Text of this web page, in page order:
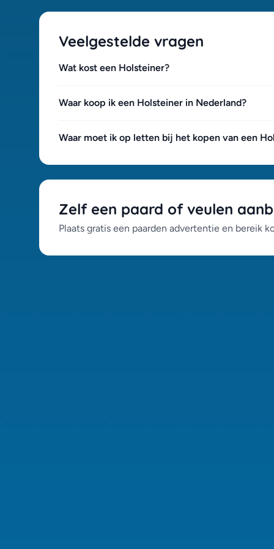
Würtemberger (0)
Veelgestelde vragen
Wat kost een Holsteiner?
Waar koop ik een Holsteiner in Nederland?
Waar moet ik op letten bij het kopen van een
Zelf een paard of veulen
Plaats gratis een paarden advertentie en bereik